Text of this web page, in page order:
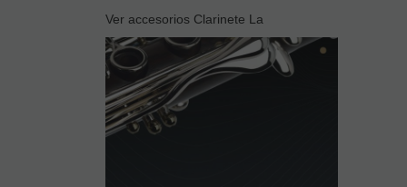
Ver accesorios Clarinete La